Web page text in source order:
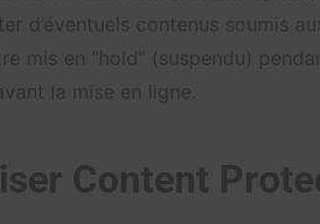
d’éventuels contenus soumis
mis en “hold” (suspendu)
la mise en ligne.
Content